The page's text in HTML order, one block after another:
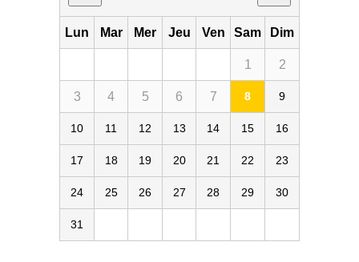
Lun Mar Mer Jeu Ven Sam Dim
1 2
3 4 5 6 7 8 9
10 11 12 13 14 15 16
17 18 19 20 21 22 23
24 25 26 27 28 29 30
31